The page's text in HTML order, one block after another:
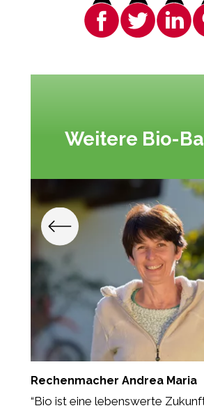
Weitere Bio-
Rechenmacher Andrea Maria
“Bio ist eine lebenswerte